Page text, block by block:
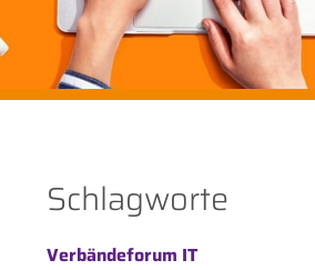
Schlagworte
Verbändeforum IT